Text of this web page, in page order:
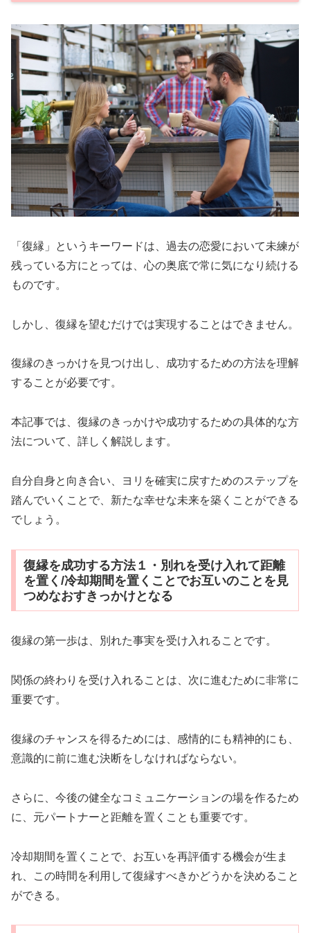
「復縁」というキーワードは、過去の恋愛において未練が
残っている方にとっては、心の奥底で常に気になり続ける
ものです。
しかし、復縁を望むだけでは実現することはできません。
復縁のきっかけを見つけ出し、成功するための方法を理解
することが必要です。
本記事では、復縁のきっかけや成功するための具体的な方
法について、詳しく解説します。
自分自身と向き合い、ヨリを確実に戻すためのステップを
踏んでいくことで、新たな幸せな未来を築くことができる
でしょう。
復縁を成功する方法１・別れを受け入れて距離
を置く/冷却期間を置くことでお互いのことを見
つめなおすきっかけとなる
復縁の第一歩は、別れた事実を受け入れることです。
関係の終わりを受け入れることは、次に進むために非常に
重要です。
復縁のチャンスを得るためには、感情的にも精神的にも、
意識的に前に進む決断をしなければならない。
さらに、今後の健全なコミュニケーションの場を作るため
に、元パートナーと距離を置くことも重要です。
冷却期間を置くことで、お互いを再評価する機会が生ま
れ、この時間を利用して復縁すべきかどうかを決めること
ができる。